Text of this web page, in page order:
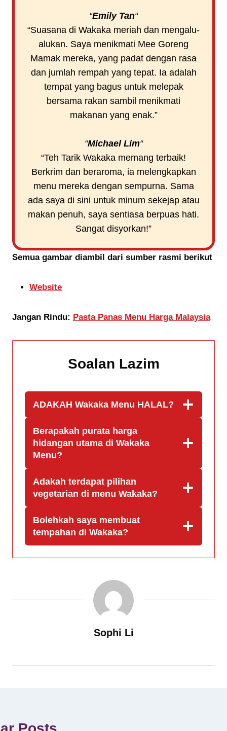
“Emily Tan“
“Suasana di Wakaka meriah dan mengalu-
alukan. Saya menikmati Mee Goreng
Mamak mereka, yang padat dengan rasa
dan jumlah rempah yang tepat. Ia adalah
tempat yang bagus untuk melepak
bersama rakan sambil menikmati
makanan yang enak.”
“Michael Lim“
“Teh Tarik Wakaka memang terbaik!
Berkrim dan beraroma, ia melengkapkan
menu mereka dengan sempurna. Sama
ada saya di sini untuk minum sekejap atau
makan penuh, saya sentiasa berpuas hati.
Sangat disyorkan!”
Semua gambar diambil dari sumber rasmi berikut
Website
Jangan Rindu: Pasta Panas Menu Harga Malaysia
Soalan Lazim
ADAKAH Wakaka Menu HALAL?
Berapakah purata harga
hidangan utama di Wakaka
Menu?
Adakah terdapat pilihan
vegetarian di menu Wakaka?
Bolehkah saya membuat
tempahan di Wakaka?
Sophi Li